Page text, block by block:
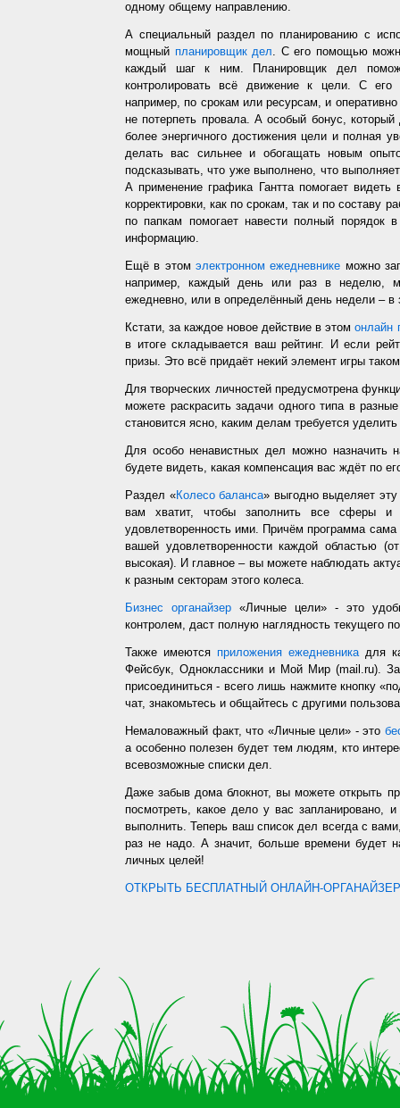
одному общему направлению.
А специальный раздел по планированию с
мощный планировщик дел. С его помощью
каждый шаг к ним. Планировщик дел
контролировать всё движение к цели. С
например, по срокам или ресурсам, и
не потерпеть провала. А особый бонус,
более энергичного достижения цели и полная
делать вас сильнее и обогащать новым
подсказывать, что уже выполнено, что
А применение графика Гантта помогает
корректировки, как по срокам, так и по составу
по папкам помогает навести полный порядок
информацию.
Ещё в этомэлектронном ежедневнике можно
например, каждый день или раз в неделю,
ежедневно, или в определённый день недели – в
Кстати, за каждое новое действие в этомонлайн
в итоге складывается ваш рейтинг. И если
призы. Это всё придаёт некий элемент игры
Для творческих личностей предусмотрена
можете раскрасить задачи одного типа в
становится ясно, каким делам требуется
Для особо ненавистных дел можно назначить
будете видеть, какая компенсация вас ждёт по
Раздел «Колесо баланса» выгодно выделяет
вам хватит, чтобы заполнить все сферы и
удовлетворенность ими. Причём программа
вашей удовлетворенности каждой областью
высокая). И главное – вы можете наблюдать
к разным секторам этого колеса.
Бизнес органайзер «Личные цели» - это
контролем, даст полную наглядность текущего
Также имеются приложения ежедневникадля
Фейсбук, Одноклассники и Мой Мир (mail.ru).
присоединиться - всего лишь нажмите кнопку
чат, знакомьтесь и общайтесь с другими
Немаловажный факт, что «Личные цели» - это
а особенно полезен будет тем людям, кто
всевозможные списки дел.
Даже забыв дома блокнот, вы можете открыть
посмотреть, какое дело у вас запланировано,
выполнить. Теперь ваш список дел всегда с
раз не надо. А значит, больше времени будет
личных целей!
ОТКРЫТЬ БЕСПЛАТНЫЙ ОНЛАЙН-